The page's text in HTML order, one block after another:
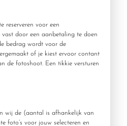
reserveren voor een
vast door een aanbetaling te doen
bedrag wordt voor de
of je kiest ervoor contant
de fotoshoot. Een tikkie versturen
wij de (aantal is afhankelijk van
foto’s voor jouw selecteren en